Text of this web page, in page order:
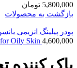
5,800,000 تومان
بازگشت به محصولات
Oily Skin 4,600,000